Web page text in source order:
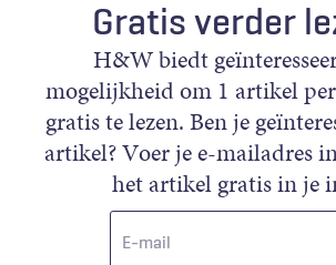
Gratis verder
H&W biedt
mogelijkheid om 1 artikel
gratis te lezen. Ben je
artikel? Voer je e-mailadres
het artikel gratis in je